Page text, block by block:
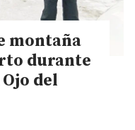
montaña
durante
del